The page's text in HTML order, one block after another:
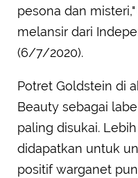
pesona dan
melansir dari
(6/7/2020).
Potret Goldstein di
Beauty sebagai
paling disukai.
didapatkan untuk
positif warganet